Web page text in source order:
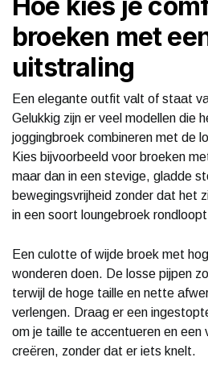
broeken met
uitstraling
Een elegante outfit valt of staat
Gelukkig zijn er veel modellen die
joggingbroek combineren met de
Kies bijvoorbeeld voor broeken
maar dan in een stevige, gladde
bewegingsvrijheid zonder dat het
in een soort loungebroek
Een culotte of wijde broek met
wonderen doen. De losse pijpen
terwijl de hoge taille en nette
verlengen. Draag er een
om je taille te accentueren en een
creëren, zonder dat er iets knelt.